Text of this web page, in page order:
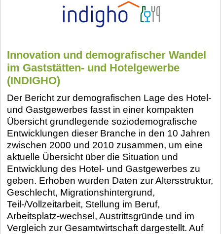
Innovation und demografischer Wandel
im Gaststätten- und Hotelgewerbe
(INDIGHO)
Der Bericht zur demografischen Lage des Hotel-
und Gastgewerbes fasst in einer kompakten
Übersicht grundlegende soziodemografische
Entwicklungen dieser Branche in den 10 Jahren
zwischen 2000 und 2010 zusammen, um eine
aktuelle Übersicht über die Situation und
Entwicklung des Hotel- und Gastgewerbes zu
geben. Erhoben wurden Daten zur Altersstruktur,
Geschlecht, Migrationshintergrund,
Teil-/Vollzeitarbeit, Stellung im Beruf,
Arbeitsplatz-wechsel, Austrittsgründe und im
Vergleich zur Gesamtwirtschaft dargestellt. Auf